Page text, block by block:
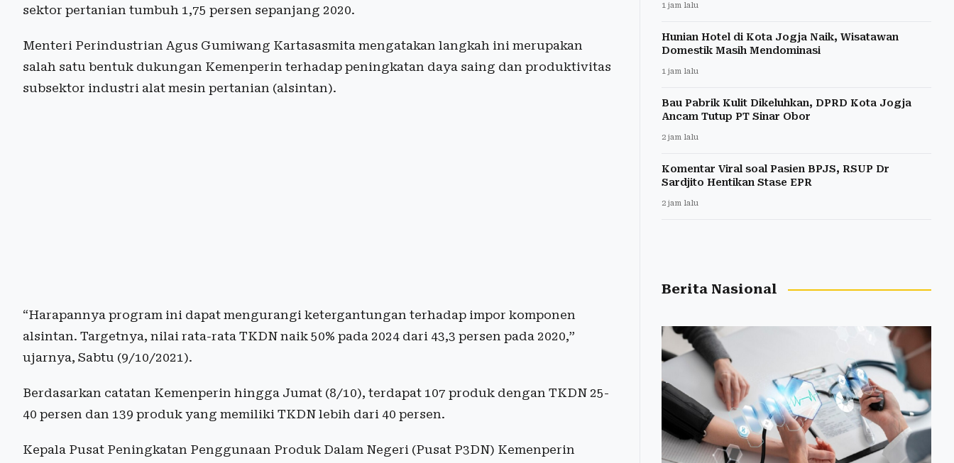
sektor pertanian tumbuh 1,75 persen sepanjang 2020.
Menteri Perindustrian Agus Gumiwang Kartasasmita mengatakan langkah ini merupakan
salah satu bentuk dukungan Kemenperin terhadap peningkatan daya saing dan produktivitas
subsektor industri alat mesin pertanian (alsintan).
“Harapannya program ini dapat mengurangi ketergantungan terhadap impor komponen
alsintan. Targetnya, nilai rata-rata TKDN naik 50% pada 2024 dari 43,3 persen pada 2020,”
ujarnya, Sabtu (9/10/2021).
Berdasarkan catatan Kemenperin hingga Jumat (8/10), terdapat 107 produk dengan TKDN 25-
40 persen dan 139 produk yang memiliki TKDN lebih dari 40 persen.
Kepala Pusat Peningkatan Penggunaan Produk Dalam Negeri (Pusat P3DN) Kemenperin
1 jam lalu
Hunian Hotel di Kota Jogja Naik, Wisatawan
Domestik Masih Mendominasi
1 jam lalu
Bau Pabrik Kulit Dikeluhkan, DPRD Kota Jogja
Ancam Tutup PT Sinar Obor
2 jam lalu
Komentar Viral soal Pasien BPJS, RSUP Dr
Sardjito Hentikan Stase EPR
2 jam lalu
Berita Nasional